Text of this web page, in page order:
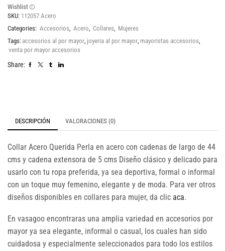
Wishlist
SKU: 112057 Acero
Categories: Accesorios Acero Collares Mujeres
Tags: accesorios al por mayor joyeria al por mayor mayoristas accesorios
venta por mayor accesorios
Share:
DESCRIPCIÓN VALORACIONES (0)
Collar Acero Querida Perla en acero con cadenas de largo de 44
cms y cadena extensora de 5 cms Diseño clásico y delicado para
usarlo con tu ropa preferida, ya sea deportiva, formal o informal
con un toque muy femenino, elegante y de moda. Para ver otros
diseños disponibles en collares para mujer, da clic aca.
En vasagoo encontraras una amplia variedad en accesorios por
mayor ya sea elegante, informal o casual, los cuales han sido
cuidadosa y especialmente seleccionados para todo los estilos